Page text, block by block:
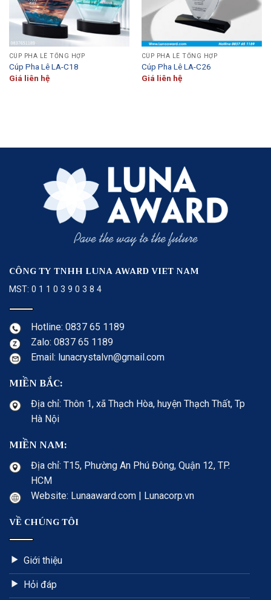
CÚP PHA LÊ TỔNG HỢP
Cúp Pha Lê LA-C18
Giá liên hệ
CÚP PHA LÊ TỔNG HỢP
Cúp Pha Lê LA-C26
Giá liên hệ
CÔNG TY TNHH LUNA AWARD VIET NAM
MST: 0 1 1 0 3 9 0 3 8 4
Hotline: 0837 65 1189
Zalo: 0837 65 1189
Email: lunacrystalvn@gmail.com
MIỀN BẮC:
Địa chỉ: Thôn 1, xã Thạch Hòa, huyện Thạch Thất, Tp
Hà Nội
MIỀN NAM:
Địa chỉ: T15, Phường An Phú Đông, Quận 12, TP.
HCM
Website: Lunaaward.com | Lunacorp.vn
VỀ CHÚNG TÔI
Giới thiệu
Hỏi đáp